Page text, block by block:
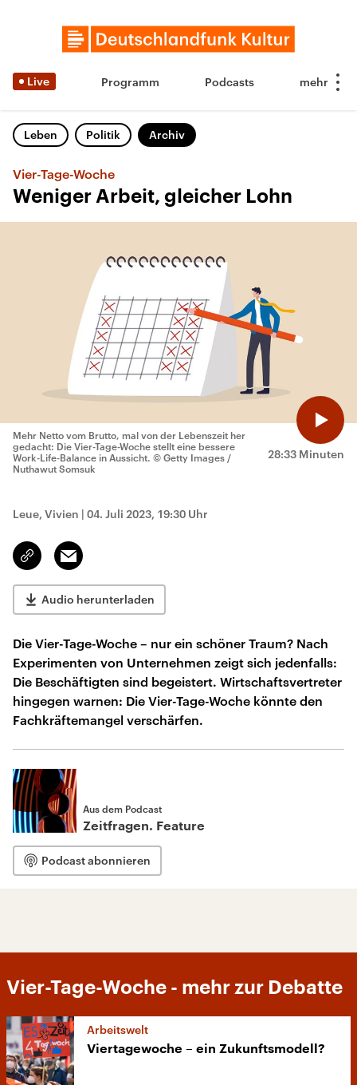
Live Programm Podcasts
Leben Politik Archiv
Vier-Tage-Woche
Weniger Arbeit, gleicher Lohn
28:33 Minuten
Mehr Netto vom Brutto, mal von der Lebenszeit her
gedacht: Die Vier-Tage-Woche stellt eine bessere
Work-Life-Balance in Aussicht. © Getty Images /
Nuthawut Somsuk
Leue, Vivien | 04. Juli 2023, 19:30 Uhr
Link
kopieren/teilen
Email
Audio herunterladen
Die Vier-Tage-Woche – nur ein schöner Traum? Nach
Experimenten von Unternehmen zeigt sich jedenfalls:
Die Beschäftigten sind begeistert. Wirtschaftsvertreter
hingegen warnen: Die Vier-Tage-Woche könnte den
Fachkräftemangel verschärfen.
Aus dem Podcast
Zeitfragen. Feature
Podcast abonnieren
Vier-Tage-Woche - mehr zur Debatte
Arbeitswelt
Viertagewoche – ein Zukunftsmodell?